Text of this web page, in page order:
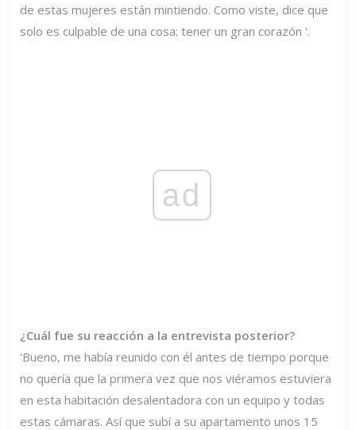
de estas mujeres están mintiendo. Como viste, dice que
solo es culpable de una cosa: tener un gran corazón '.
ad
¿Cuál fue su reacción a la entrevista posterior?
'Bueno, me había reunido con él antes de tiempo porque
no quería que la primera vez que nos viéramos estuviera
en esta habitación desalentadora con un equipo y todas
estas cámaras. Así que subí a su apartamento unos 15